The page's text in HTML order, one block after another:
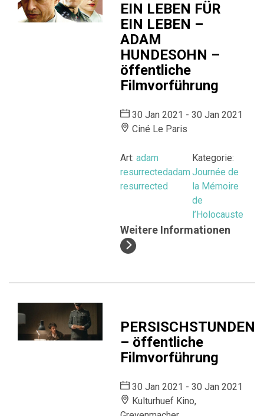
EIN LEBEN FÜR
EIN LEBEN –
ADAM
HUNDESOHN –
öffentliche
Filmvorführung
30 Jan 2021 - 30 Jan 2021
Ciné Le Paris
Art:adam
resurrectedadam
resurrected
Kategorie:
Journée de
la Mémoire
de
l’Holocauste
Weitere Informationen
PERSISCHSTUNDEN
– öffentliche
Filmvorführung
30 Jan 2021 - 30 Jan 2021
Kulturhuef Kino,